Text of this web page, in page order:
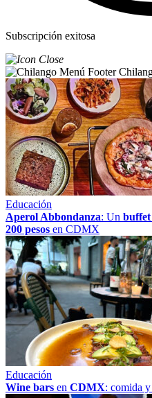
Subscripción exitosa
Educación
Aperol Abbondanza: Un buffet
200 pesos en CDMX
Educación
Wine bars en CDMX: comida